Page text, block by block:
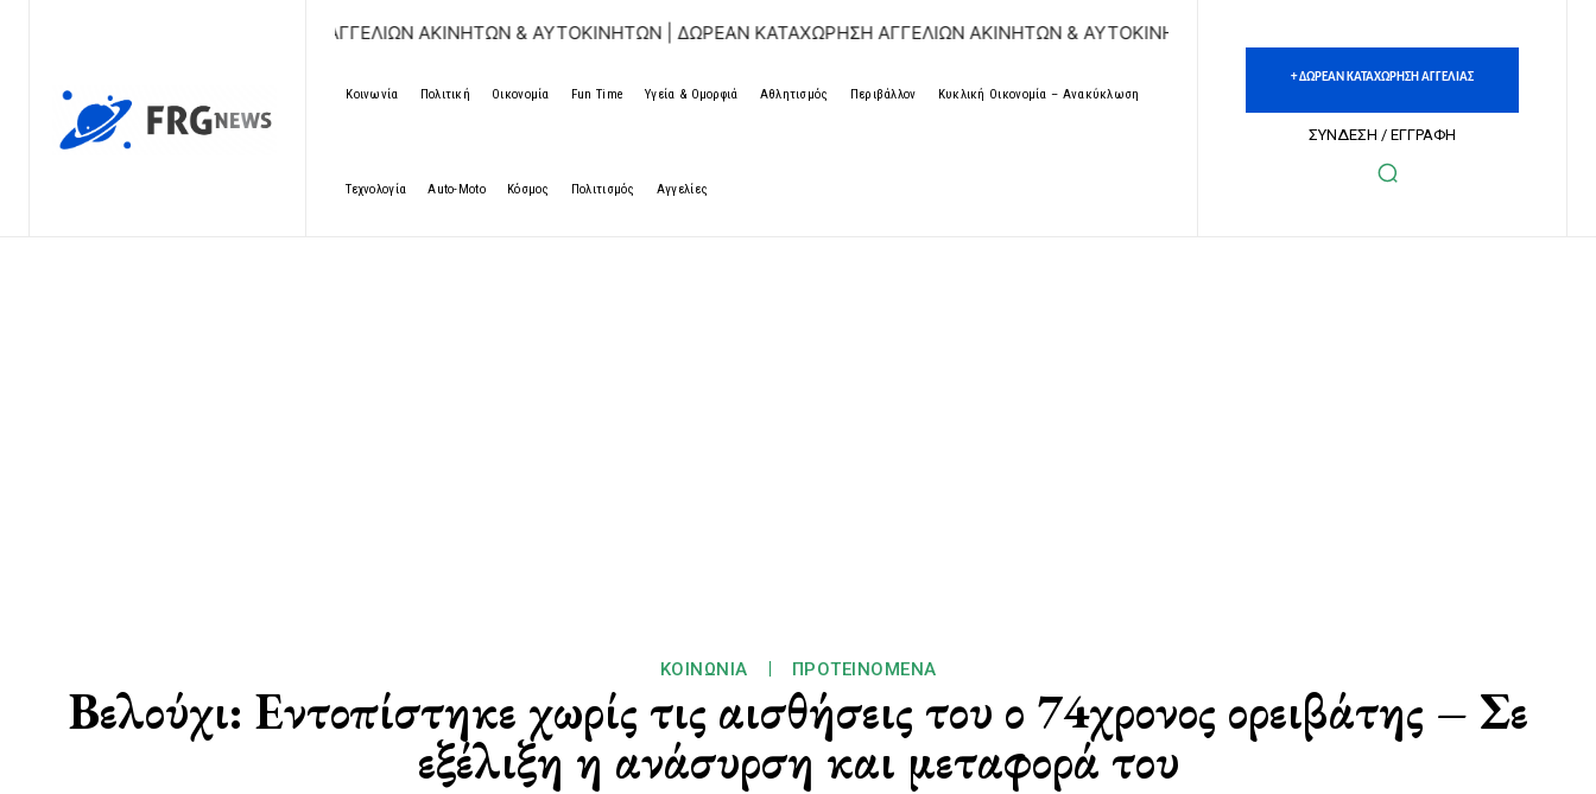
ΔΩΡΕΑΝ ΚΑΤΑΧΩΡΗΣΗ ΑΓΓΕΛΙΩΝ ΑΚΙΝΗΤΩΝ & ΑΥΤΟΚΙΝΗΤΩΝ | ΔΩΡΕΑΝ ΚΑΤΑΧΩΡΗΣΗ ΑΓΓΕΛΙΩΝ ΑΚΙΝΗΤΩΝ & ΑΥΤΟΚΙΝΗΤΩΝ | ΔΩΡΕΑΝ ΚΑΤΑΧΩΡΗΣΗ ΑΓΓΕΛΙΩΝ ΑΚΙΝΗΤΩΝ &
Κοινωνία Πολιτική Οικονομία Fun Time Υγεία & Ομορφιά Αθλητισμός Περιβάλλον Κυκλική Οικονομία – Ανακύκλωση
Τεχνολογία Auto-Moto Κόσμος Πολιτισμός Αγγελίες
+ ΔΩΡΕΑΝ ΚΑΤΑΧΩΡΗΣΗ ΑΓΓΕΛΙΑΣ
ΣΥΝΔΕΣΗ / ΕΓΓΡΑΦΗ
ΚΟΙΝΩΝΊΑ ΠΡΟΤΕΙΝΌΜΕΝΑ
Βελούχι: Εντοπίστηκε χωρίς τις αισθήσεις του ο 74χρονος ορειβάτης – Σε
εξέλιξη η ανάσυρση και μεταφορά του